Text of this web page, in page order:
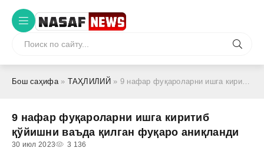
Бош саҳифа» ТАҲЛИЛИЙ » 9 нафар фуқароларни ишга киритиб қўйишни ваъда қилган фуқаро аниқланди
9 нафар фуқароларни ишга киритиб
қўйишни ваъда қилган фуқаро аниқланди
30 июл 2023 3 136